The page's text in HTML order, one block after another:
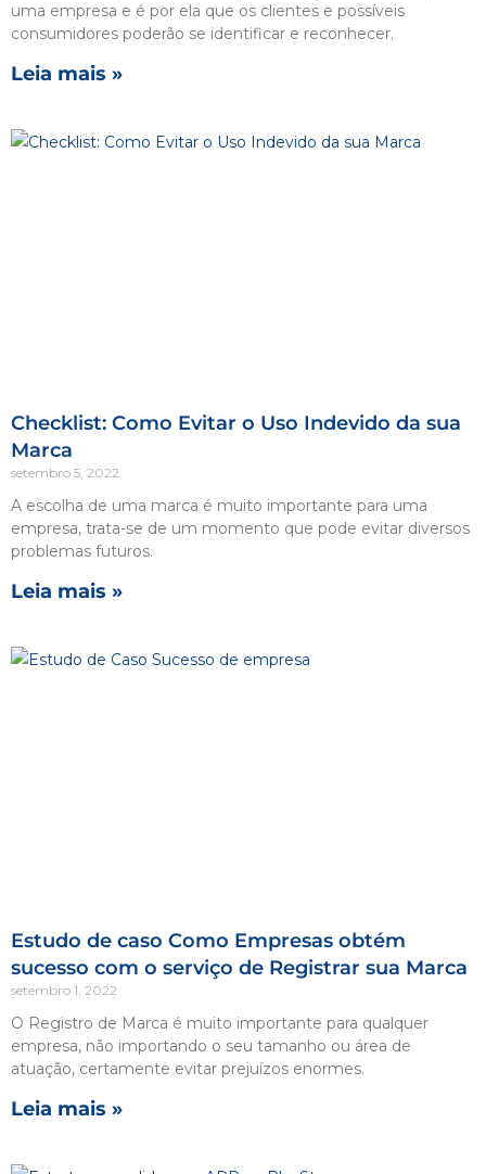
uma empresa e é por ela que os clientes e possíveis
consumidores poderão se identificar e reconhecer.
Leia mais »
Checklist: Como Evitar o Uso Indevido da sua
Marca
setembro 5, 2022
A escolha de uma marca é muito importante para uma
empresa, trata-se de um momento que pode evitar diversos
problemas futuros.
Leia mais »
Estudo de caso Como Empresas obtém
sucesso com o serviço de Registrar sua Marca
setembro 1, 2022
O Registro de Marca é muito importante para qualquer
empresa, não importando o seu tamanho ou área de
atuação, certamente evitar prejuízos enormes.
Leia mais »